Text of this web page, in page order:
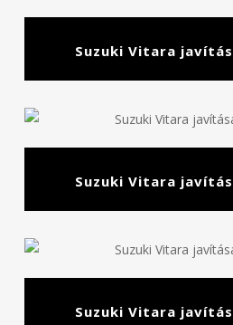
Suzuki Vitara
Suzuki Vitara
Suzuki Vitara